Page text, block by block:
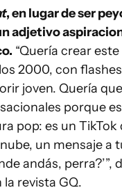
, en lugar de ser
adjetivo
“Quería crear
2000, con
joven. Quería
porque
pop: es un TikTok
un mensaje a
andás, perra?’”,
revista GQ.